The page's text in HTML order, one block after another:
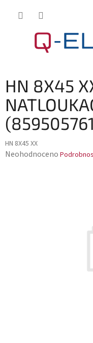
HN 8X45
HN 8X45 XX
Průměrné
Neohodnoceno